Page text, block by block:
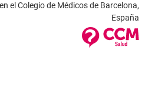
el Colegio de Médicos de Barcelona,
España